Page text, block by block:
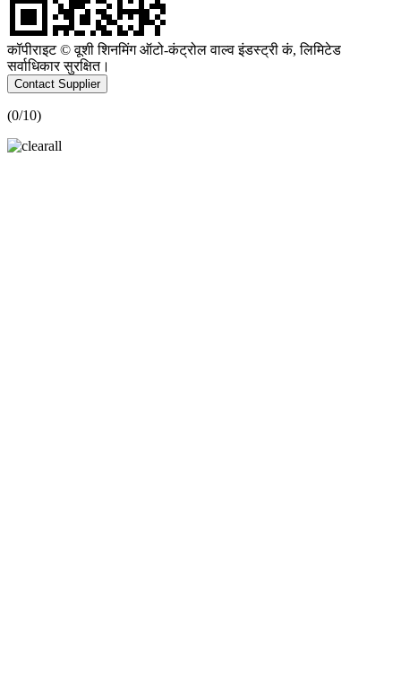
कॉपीराइट © वूशी शिनमिंग ऑटो-कंट्रोल वाल्व इंडस्ट्री कं, लिमिटेड
सर्वाधिकार सुरक्षित।
Contact Supplier
(0/10)